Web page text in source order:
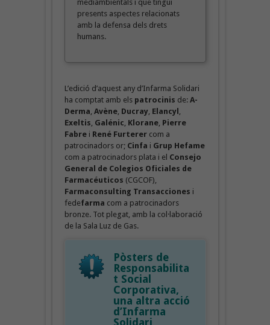
mediambientals i que tingui
presents aspectes relacionats
amb la defensa dels drets
humans.
L’edició d’aquest any d’Infarma Solidari
ha comptat amb els patrocinis de: A-
Derma Avène, Ducray, Elancyl
Exeltis Galénic Klorane, Pierre
Fabrei René Furterercom a
patrocinadors or; Cinfa i Grup Hefame
com a patrocinadors plata i el Consejo
General de Colegios Oficiales de
Farmacéuticos (CGCOF),
Farmaconsulting Transacciones i
fedefarma com a patrocinadors
bronze. Tot plegat, amb la col·laboració
de la Sala Luz de Gas.
Pòsters de
Responsabilita
t Social
Corporativa,
una altra acció
d’Infarma
Solidari